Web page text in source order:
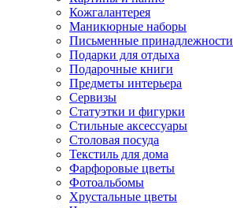
Кожгалантерея
Маникюрные наборы
Письменные принадлежности
Подарки для отдыха
Подарочные книги
Предметы интерьера
Сервизы
Статуэтки и фигурки
Стильные аксессуары
Столовая посуда
Текстиль для дома
Фарфоровые цветы
Фотоальбомы
Хрустальные цветы